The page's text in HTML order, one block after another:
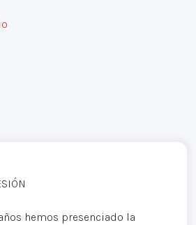
hemos presenciado la